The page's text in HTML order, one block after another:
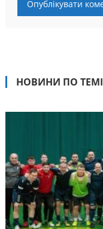
НОВИНИ ПО ТЕМІ